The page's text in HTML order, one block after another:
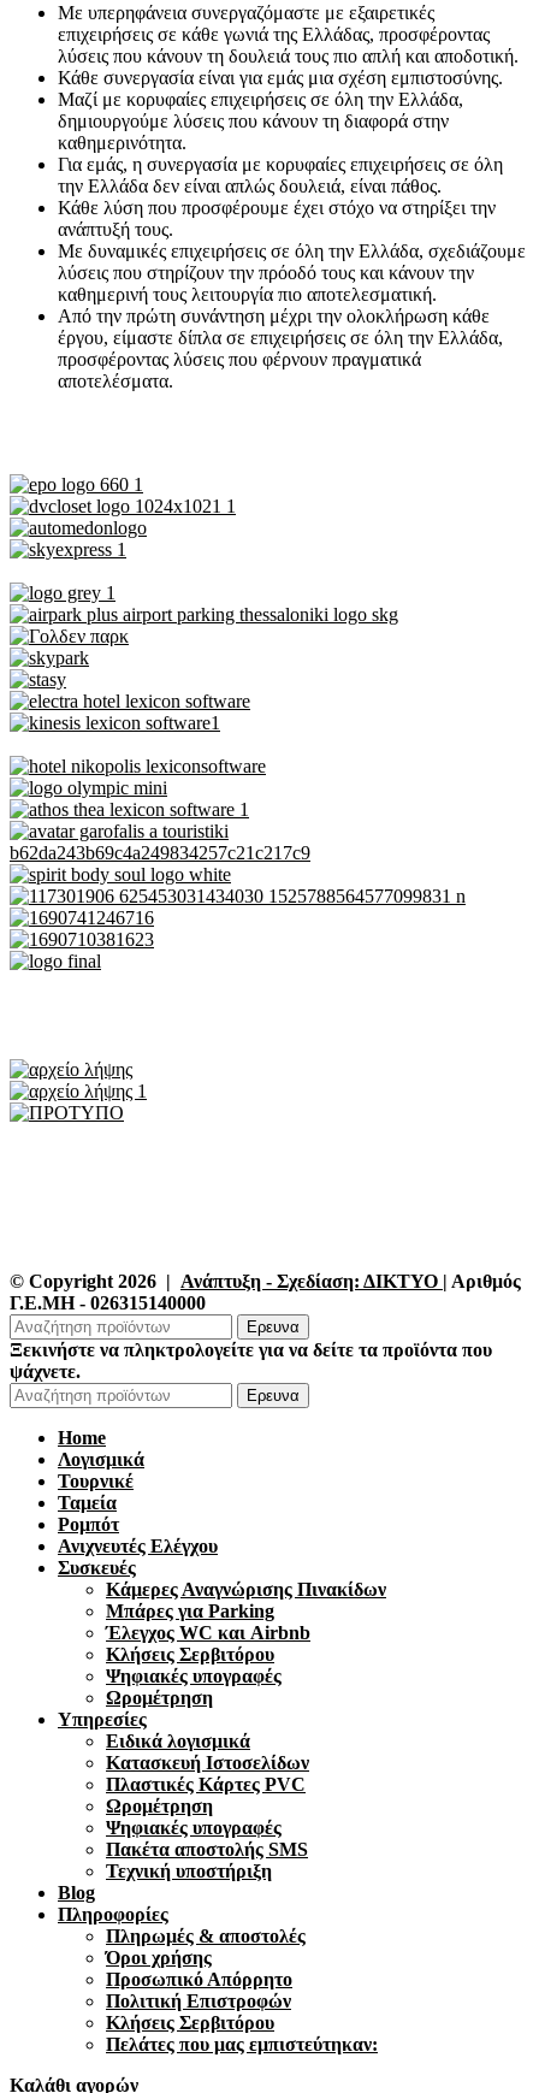
Με υπερηφάνεια συνεργαζόμαστε με εξαιρετικές
επιχειρήσεις σε κάθε γωνιά της Ελλάδας, προσφέροντας
λύσεις που κάνουν τη δουλειά τους πιο απλή και αποδοτική.
Κάθε συνεργασία είναι για εμάς μια σχέση εμπιστοσύνης.
Μαζί με κορυφαίες επιχειρήσεις σε όλη την Ελλάδα,
δημιουργούμε λύσεις που κάνουν τη διαφορά στην
καθημερινότητα.
Για εμάς, η συνεργασία με κορυφαίες επιχειρήσεις σε όλη
την Ελλάδα δεν είναι απλώς δουλειά, είναι πάθος.
Κάθε λύση που προσφέρουμε έχει στόχο να στηρίξει την
ανάπτυξή τους.
Με δυναμικές επιχειρήσεις σε όλη την Ελλάδα, σχεδιάζουμε
λύσεις που στηρίζουν την πρόοδό τους και κάνουν την
καθημερινή τους λειτουργία πιο αποτελεσματική.
Από την πρώτη συνάντηση μέχρι την ολοκλήρωση κάθε
έργου, είμαστε δίπλα σε επιχειρήσεις σε όλη την Ελλάδα,
προσφέροντας λύσεις που φέρνουν πραγματικά
αποτελέσματα.
© Copyright 2026 | Ανάπτυξη - Σχεδίαση: ΔΙΚΤΥΟ | Αριθμός
Γ.Ε.ΜΗ - 026315140000
Ερευνα
Ξεκινήστε να πληκτρολογείτε για να δείτε τα προϊόντα που
ψάχνετε.
Ερευνα
Home
Λογισμικά
Τουρνικέ
Ταμεία
Ρομπότ
Ανιχνευτές Ελέγχου
Συσκευές
Κάμερες Αναγνώρισης Πινακίδων
Μπάρες για Parking
Έλεγχος WC και Airbnb
Κλήσεις Σερβιτόρου
Ψηφιακές υπογραφές
Ωρομέτρηση
Υπηρεσίες
Ειδικά λογισμικά
Κατασκευή Ιστοσελίδων
Πλαστικές Κάρτες PVC
Ωρομέτρηση
Ψηφιακές υπογραφές
Πακέτα αποστολής SMS
Τεχνική υποστήριξη
Blog
Πληροφορίες
Πληρωμές & αποστολές
Όροι χρήσης
Προσωπικό Απόρρητο
Πολιτική Επιστροφών
Κλήσεις Σερβιτόρου
Πελάτες που μας εμπιστεύτηκαν:
Καλάθι αγορών